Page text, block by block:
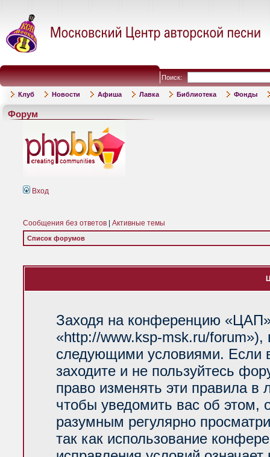
Поиск:
Клуб Новости Афиша Лавка Библиотека Фонды
Форум
Вход
Сообщения без ответов Активные темы
Список форумов
Заходя на конференцию
«http://www.ksp-msk.ru/forum»),
следующими условиями. Если
заходите и не пользуйтесь
право изменять эти правила
чтобы уведомить вас об
разумным регулярно
так как использование